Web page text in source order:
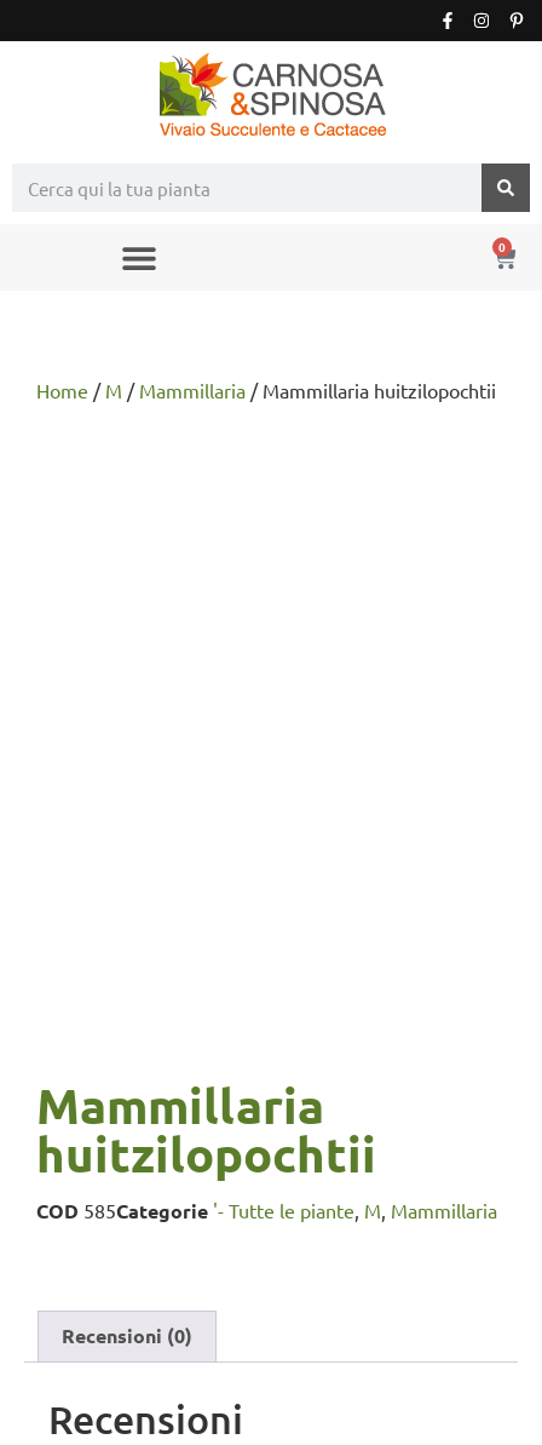
0
Home / M / Mammillaria / Mammillaria huitzilopochtii
Mammillaria
huitzilopochtii
COD 585Categorie '- Tutte le piante M Mammillaria
Recensioni (0)
Recensioni